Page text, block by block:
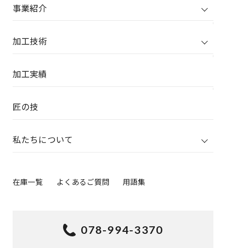
事業紹介
加工技術
加工実績
匠の技
私たちについて
在庫一覧 よくあるご質問 用語集
078-994-3370